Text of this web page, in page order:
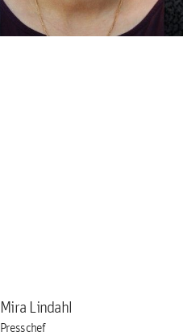
Mira Lindahl
Presschef